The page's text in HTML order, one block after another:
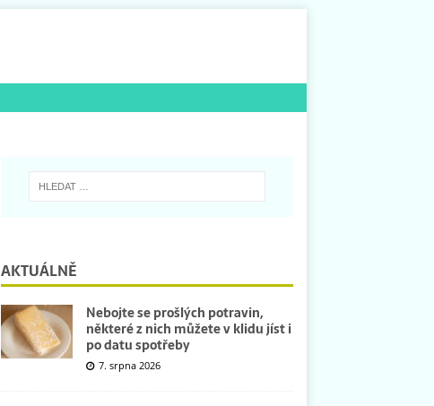
AKTUÁLNĚ
Nebojte se prošlých potravin,
některé z nich můžete v klidu jíst i
po datu spotřeby
7. srpna 2026